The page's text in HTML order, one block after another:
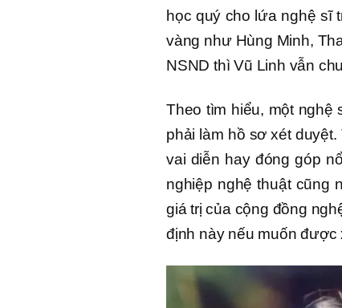
học quý cho lứa nghệ sĩ
vàng như Hùng Minh,
NSND thì Vũ Linh vẫn
Theo tìm hiểu, một nghệ
phải làm hồ sơ xét
vai diễn hay đóng góp
nghiệp nghệ thuật cũng
giá trị của cộng đồng
định này nếu muốn được